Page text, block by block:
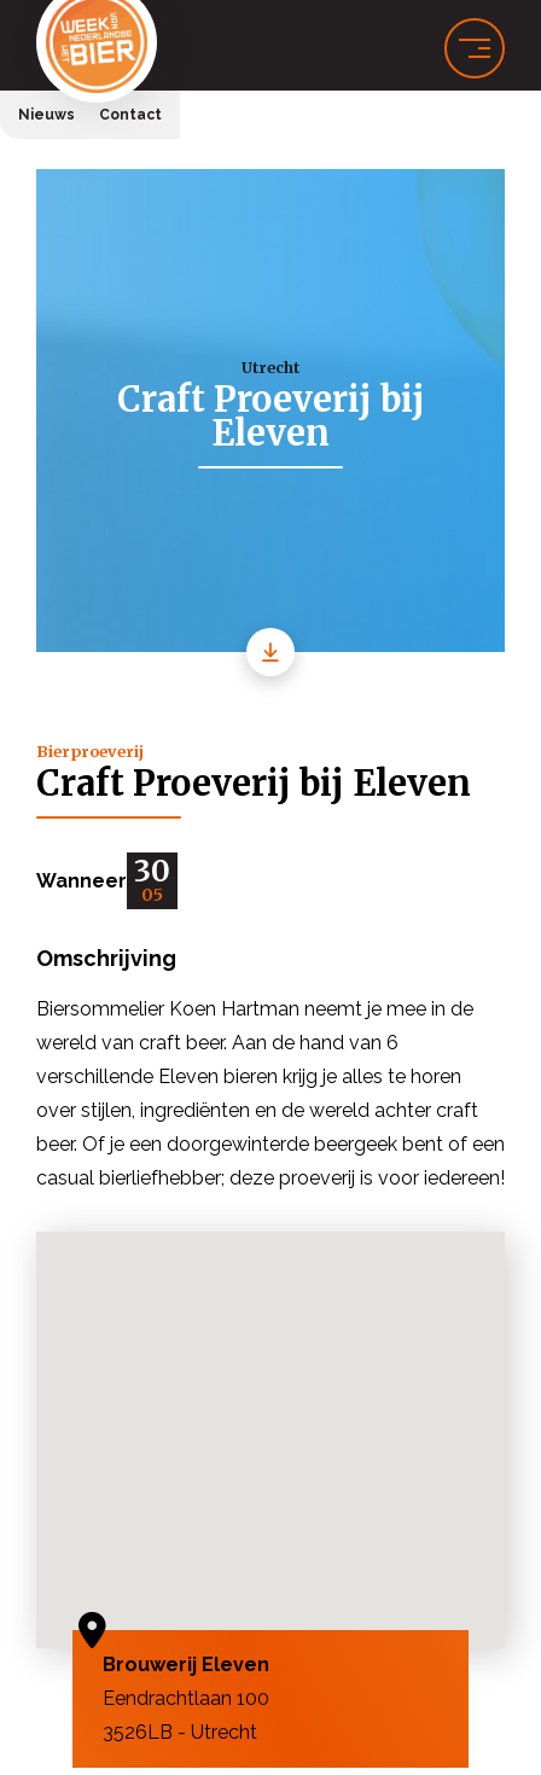
Nieuws Contact
Utrecht
Craft Proeverij bij
Eleven
Bierproeverij
Craft Proeverij bij Eleven
Wanneer 30
05
Omschrijving
Biersommelier Koen Hartman neemt je mee in de
wereld van craft beer. Aan de hand van 6
verschillende Eleven bieren krijg je alles te horen
over stijlen, ingrediënten en de wereld achter craft
beer. Of je een doorgewinterde beergeek bent of een
casual bierliefhebber; deze proeverij is voor iedereen!
Brouwerij Eleven
Eendrachtlaan 100
3526LB - Utrecht